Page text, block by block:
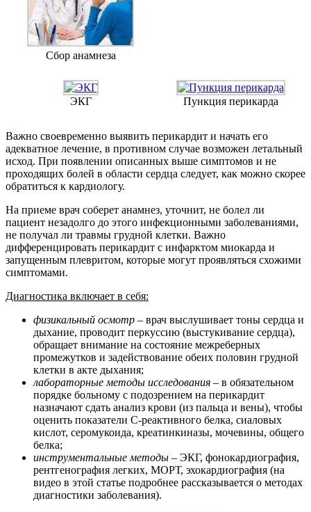
Сбор анамнеза
ЭКГ Пункция перикарда
Важно своевременно выявить перикардит и начать его
адекватное лечение, в противном случае возможен летальный
исход. При появлении описанных выше симптомов и не
проходящих болей в области сердца следует, как можно скорее
обратиться к кардиологу.
На приеме врач соберет анамнез, уточнит, не болел ли
пациент незадолго до этого инфекционными заболеваниями,
не получал ли травмы грудной клетки. Важно
дифференцировать перикардит с инфарктом миокарда и
запущенным плевритом, которые могут проявляться схожими
симптомами.
Диагностика включает в себя:
физикальный осмотр – врач выслушивает тоны сердца и
дыхание, проводит перкуссию (выстукивание сердца),
обращает внимание на состояние межреберных
промежутков и задействование обеих половин грудной
клетки в акте дыхания;
лабораторные методы исследования – в обязательном
порядке больному с подозрением на перикардит
назначают сдать анализ крови (из пальца и вены), чтобы
оценить показатели С-реактивного белка, сиаловых
кислот, серомукоида, креатинкиназы, мочевины, общего
белка;
инструментальные методы – ЭКГ, фонокардиография,
рентгенография легких, МОРТ, эхокардиография (на
видео в этой статье подробнее рассказывается о методах
диагностики заболевания).